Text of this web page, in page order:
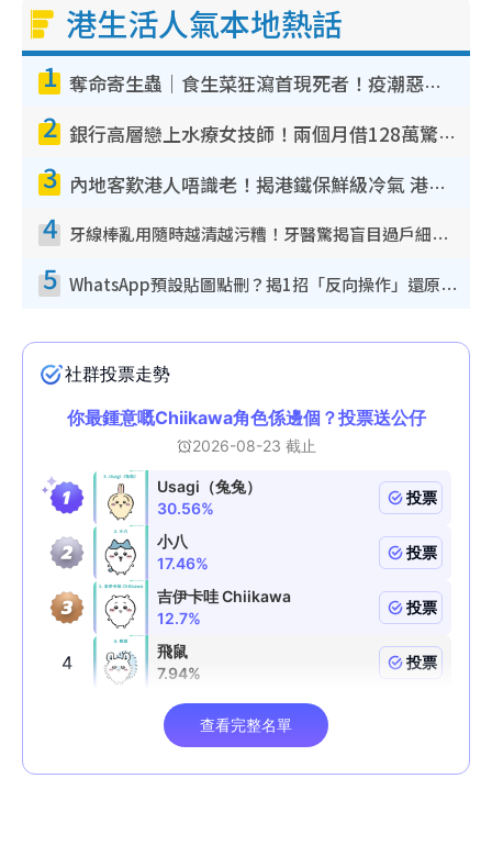
港生活人氣本地熱話
1 奪命寄生蟲｜食生菜狂瀉首現死者！疫潮惡化錄1.8萬宗病例 揭洗菜3大謬誤
2 銀行高層戀上水療女技師！兩個月借128萬驚覺「沉船」沉落火海 揭背後疑似邪教操控賣淫
3 內地客歎港人唔識老！揭港鐵保鮮級冷氣 港人求放過：咪投訴
4 牙線棒亂用隨時越清越污糟！牙醫驚揭盲目過戶細菌恐致蛀牙：呢種先係日常真保養
5 WhatsApp預設貼圖點刪？揭1招「反向操作」還原簡潔介面 附3步實測教學